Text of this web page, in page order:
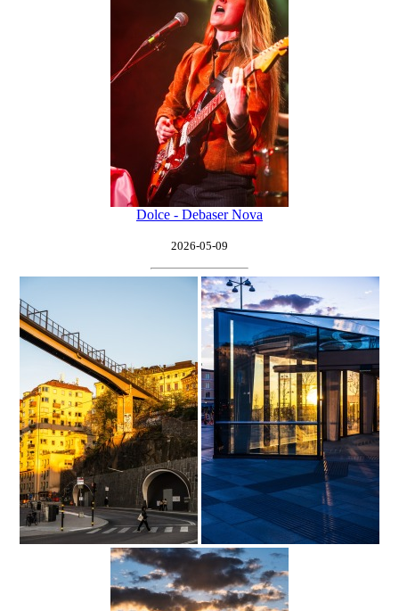
Dolce - Debaser Nova
2026-05-09